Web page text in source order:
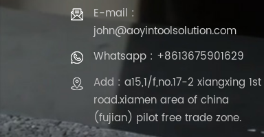
E-mail :
john@aoyintoolsolution.com
Whatsapp : +8613675901629
Add : a15,1/f,no.17-2 xiangxing 1st
road.xiamen area of china
(fujian) pilot free trade zone.